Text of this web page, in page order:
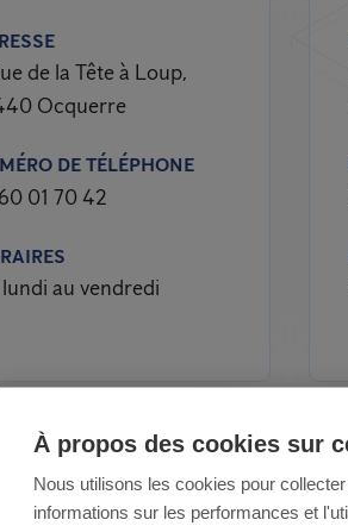
de la Tête à Loup,
Ocquerre
DE TÉLÉPHONE
01 70 42
au vendredi
À propos des cookies sur
Nous utilisons les cookies pour
informations sur les performances et